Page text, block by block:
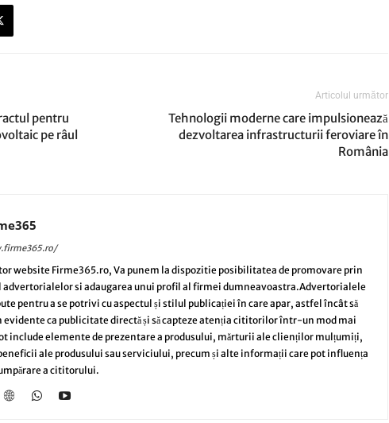
pentru
pe râul
Articolul următor
Tehnologii moderne care impulsionează
dezvoltarea infrastructurii feroviare în
România
website Firme365.ro, Va punem la dispozitie posibilitatea de promovare prin
si adaugarea unui profil al firmei dumneavoastra.Advertorialele
pentru a se potrivi cu aspectul și stilul publicației în care apar, astfel încât să
evidente ca publicitate directă și să capteze atenția cititorilor într-un mod mai
include elemente de prezentare a produsului, mărturii ale clienților mulțumiți,
ale produsului sau serviciului, precum și alte informații care pot influența
a cititorului.